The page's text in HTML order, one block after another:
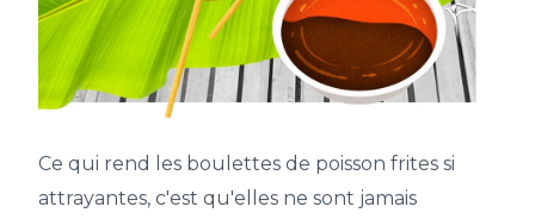
Ce qui rend les boulettes de poisson frites si
attrayantes, c'est qu'elles ne sont jamais